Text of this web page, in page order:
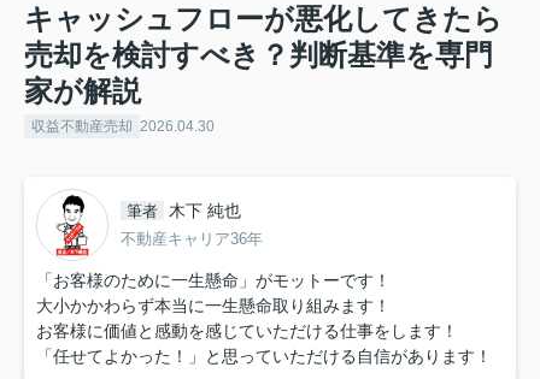
キャッシュフローが悪化してきたら
売却を検討すべき？判断基準を専門
家が解説
収益不動産売却 2026.04.30
筆者 木下 純也
不動産キャリア36年
「お客様のために一生懸命」がモットーです！
大小かかわらず本当に一生懸命取り組みます！
お客様に価値と感動を感じていただける仕事をします！
「任せてよかった！」と思っていただける自信があります！